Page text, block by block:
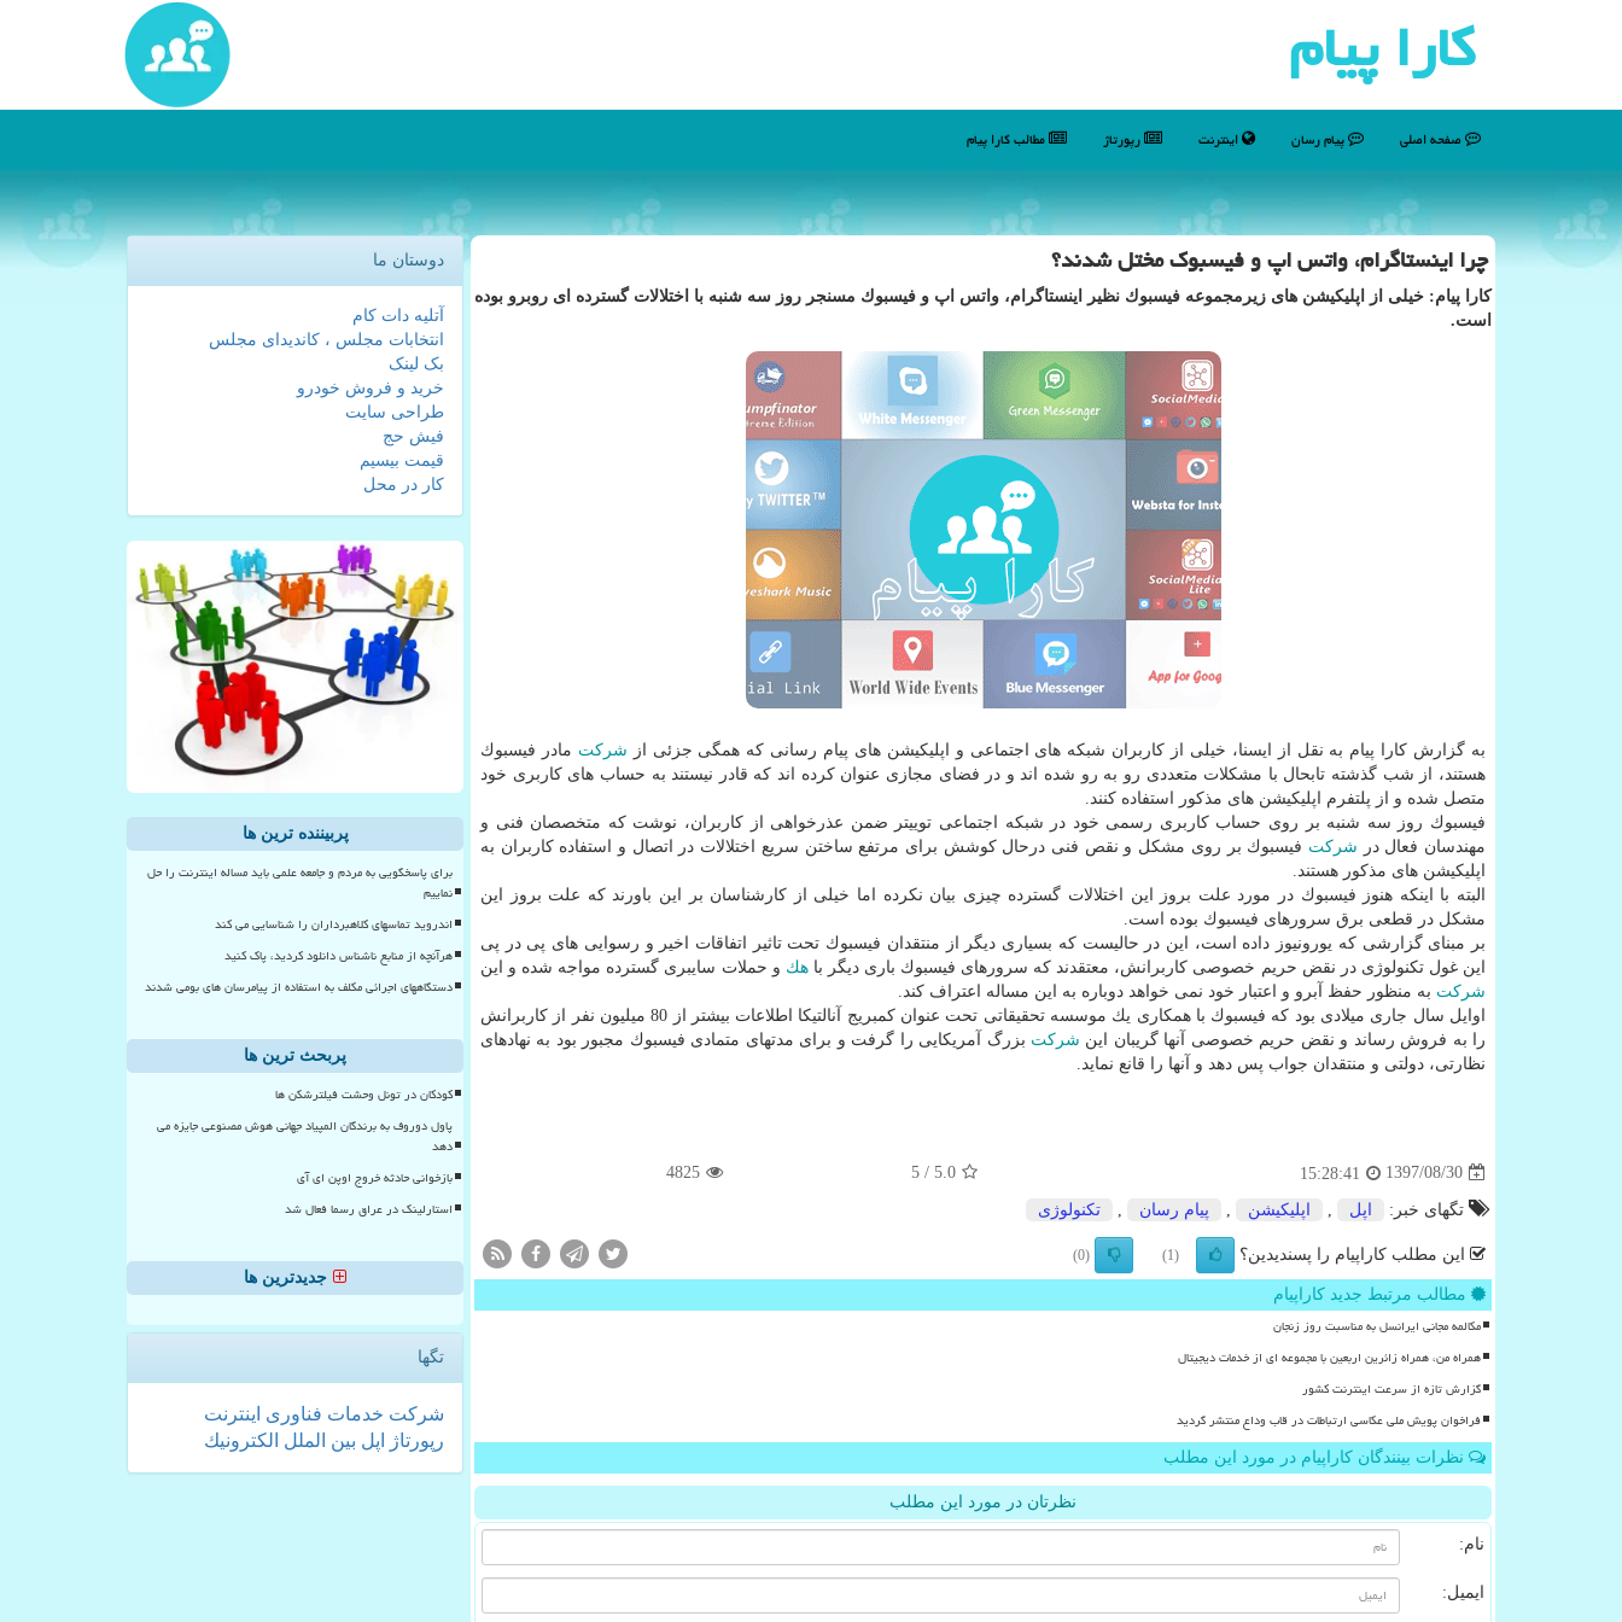
كارا پیام
صفحه اصلی پیام رسان اینترنت رپورتاژ مطالب كارا پیام
چرا اینستاگرام، واتس اپ و فیسبوك مختل شدند؟
كارا پیام: خیلی از اپلیكیشن های زیرمجموعه فیسبوك نظیر اینستاگرام، واتس اپ و فیسبوك مسنجر روز سه شنبه با اختلالات گسترده ای روبرو بوده
است.
به گزارش كارا پیام به نقل از ایسنا، خیلی از كاربران شبكه های اجتماعی و اپلیكیشن های پیام رسانی كه همگی جزئی از شركت مادر فیسبوك
هستند، از شب گذشته تابحال با مشكلات متعددی رو به رو شده اند و در فضای مجازی عنوان كرده اند كه قادر نیستند به حساب های كاربری خود
متصل شده و از پلتفرم اپلیكیشن های مذكور استفاده كنند.
فیسبوك روز سه شنبه بر روی حساب كاربری رسمی خود در شبكه اجتماعی توییتر ضمن عذرخواهی از كاربران، نوشت كه متخصصان فنی و
مهندسان فعال در شركت فیسبوك بر روی مشكل و نقص فنی درحال كوشش برای مرتفع ساختن سریع اختلالات در اتصال و استفاده كاربران به
اپلیكیشن های مذكور هستند.
البته با اینكه هنوز فیسبوك در مورد علت بروز این اختلالات گسترده چیزی بیان نكرده اما خیلی از كارشناسان بر این باورند كه علت بروز این
مشكل در قطعی برق سرورهای فیسبوك بوده است.
بر مبنای گزارشی كه یورونیوز داده است، این در حالیست كه بسیاری دیگر از منتقدان فیسبوك تحت تاثیر اتفاقات اخیر و رسوایی های پی در پی
این غول تكنولوژی در نقض حریم خصوصی كاربرانش، معتقدند كه سرورهای فیسبوك باری دیگر باهك و حملات سایبری گسترده مواجه شده و این
شركت به منظور حفظ آبرو و اعتبار خود نمی خواهد دوباره به این مساله اعتراف كند.
اوایل سال جاری میلادی بود كه فیسبوك با همكاری یك موسسه تحقیقاتی تحت عنوان كمبریج آنالتیكا اطلاعات بیشتر از 80 میلیون نفر از كاربرانش
را به فروش رساند و نقض حریم خصوصی آنها گریبان این شركت بزرگ آمریكایی را گرفت و برای مدتهای متمادی فیسبوك مجبور بود به نهادهای
نظارتی، دولتی و منتقدان جواب پس دهد و آنها را قانع نماید.
1397/08/30
15:28:41
5.0
/ 5
4825
تگهای خبر: اپل اپلیكیشن پیام رسان تكنولوژی
این مطلب کاراپیام را پسندیدین؟ (1)
(0)
مطالب مرتبط جدید کاراپیام
مکالمه مجانی ایرانسل به مناسبت روز زنجان
همراه من، همراه زائرین اربعین با مجموعه ای از خدمات دیجیتال
گزارش تازه از سرعت اینترنت کشور
فراخوان پویش ملی عکاسی ارتباطات در قاب وداع منتشر گردید
نظرات بینندگان کاراپیام در مورد این مطلب
نظرتان در مورد این مطلب
نام:
ایمیل:
دوستان ما
آتلیه دات کام
انتخابات مجلس ، کاندیدای مجلس
بک لینک
خرید و فروش خودرو
طراحی سایت
فیش حج
قیمت بیسیم
کار در محل
پربیننده ترین ها
برای پاسخگویی به مردم و جامعه علمی باید مساله اینترنت را حل
نماییم
اندروید تماسهای کلاهبرداران را شناسایی می کند
هرآنچه از منابع ناشناس دانلود کردید، پاک کنید
دستگاههای اجرائی مکلف به استفاده از پیامرسان های بومی شدند
پربحث ترین ها
کودکان در تونل وحشت فیلترشکن ها
پاول دوروف به برندگان المپیاد جهانی هوش مصنوعی جایزه می
دهد
بازخوانی حادثه خروج اوپن ای آی
استارلینک در عراق رسما فعال شد
جدیدترین ها
تگها
شركت خدمات فناوری اینترنت
رپورتاژ
اپل بین الملل الكترونیك